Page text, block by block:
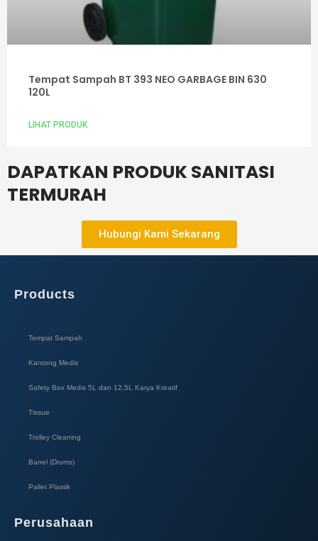
Tempat Sampah BT 393 NEO GARBAGE BIN 630
120L
LIHAT PRODUK
DAPATKAN PRODUK SANITASI
TERMURAH
Hubungi Kami Sekarang
Products
Tempat Sampah
Kantong Medis
Safety Box Medis 5L dan 12,5L Karya Kreatif​
Tissue
Trolley Cleaning
Barrel (Drums)
Pallet Plastik
Perusahaan